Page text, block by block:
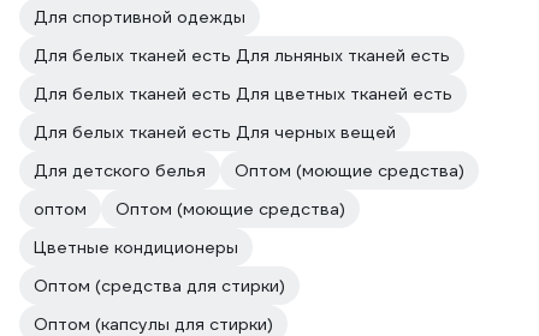
Для спортивной одежды
Для белых тканей есть Для льняных тканей есть
Для белых тканей есть Для цветных тканей есть
Для белых тканей есть Для черных вещей
Для детского белья
Оптом (моющие средства)
оптом
Оптом (моющие средства)
Цветные кондиционеры
Оптом (средства для стирки)
Оптом (капсулы для стирки)